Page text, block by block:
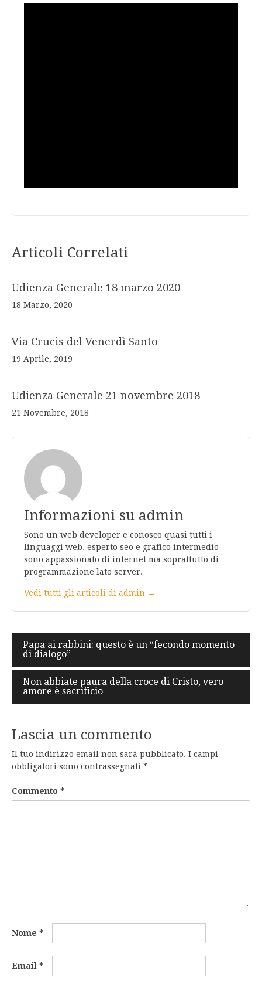
Articoli Correlati
Udienza Generale 18 marzo 2020
18 Marzo, 2020
Via Crucis del Venerdì Santo
19 Aprile, 2019
Udienza Generale 21 novembre 2018
21 Novembre, 2018
Informazioni su admin
Sono un web developer e conosco quasi tutti i
linguaggi web, esperto seo e grafico intermedio
sono appassionato di internet ma soprattutto di
programmazione lato server.
Vedi tutti gli articoli di admin →
Navigazione
articoli
Papa ai rabbini: questo è un “fecondo momento
di dialogo”
Non abbiate paura della croce di Cristo, vero
amore è sacrificio
Lascia un commento
Il tuo indirizzo email non sarà pubblicato. I campi
obbligatori sono contrassegnati *
Commento *
Nome *
Email *